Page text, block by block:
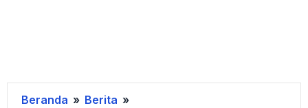
Beranda » Berita »